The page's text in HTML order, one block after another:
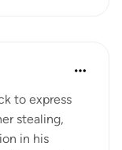
to express
stealing,
in his